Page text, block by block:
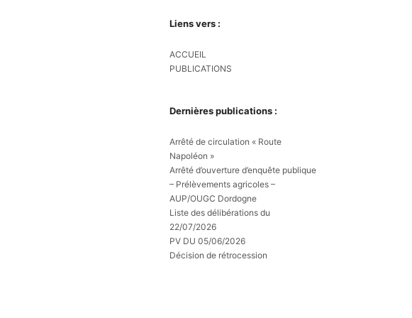
Liens vers :
ACCUEIL
PUBLICATIONS
Dernières publications :
Arrêté de circulation « Route
Napoléon »
Arrêté d’ouverture d’enquête publique
– Prélèvements agricoles –
AUP/OUGC Dordogne
Liste des délibérations du
22/07/2026
PV DU 05/06/2026
Décision de rétrocession